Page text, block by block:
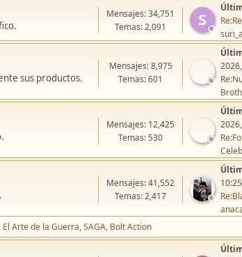
S
Mensajes: 34,751
Temas: 2,091
sus productos.
Mensajes: 8,975
Temas: 601
Mensajes: 12,425
Temas: 530
Mensajes: 41,552
Temas: 2,417
10:25
El Arte de la Guerra SAGA Bolt Action